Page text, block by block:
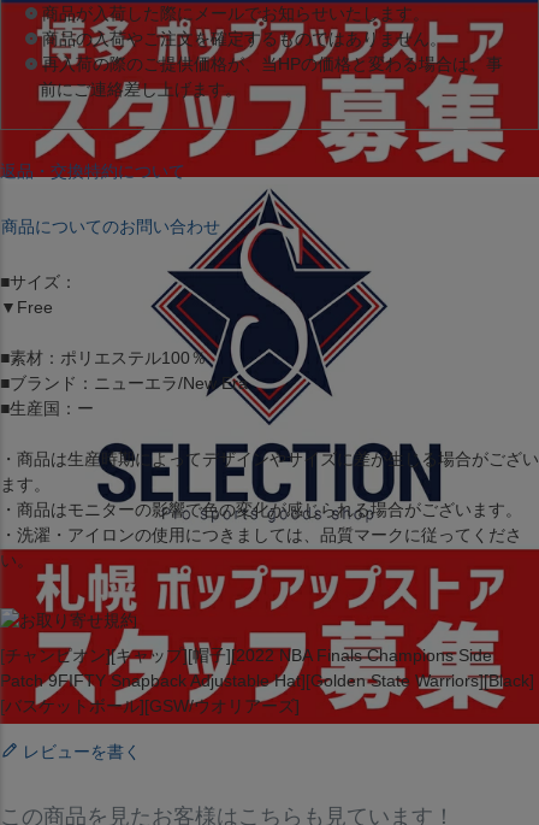
商品が入荷した際にメールでお知らせいたします。
商品の入荷やご注文を確定するものではありません。
再入荷の際のご提供価格が、当HPの価格と変わる場合は、事
前にご連絡差し上げます。
返品・交換特約について
商品についてのお問い合わせ
■サイズ：
▼Free
■素材：ポリエステル100％
■ブランド：ニューエラ/New Era
■生産国：ー
・商品は生産時期によってデザインやサイズに差が生じる場合がござい
ます。
・商品はモニターの影響で色の変化が感じられる場合がございます。
・洗濯・アイロンの使用につきましては、品質マークに従ってくださ
い。
[チャンピオン][キャップ][帽子][2022 NBA Finals Champions Side
Patch 9FIFTY Snapback Adjustable Hat][Golden State Warriors][Black]
[バスケットボール][GSW/ウオリアーズ]
レビューを書く
この商品を見たお客様はこちらも見ています！